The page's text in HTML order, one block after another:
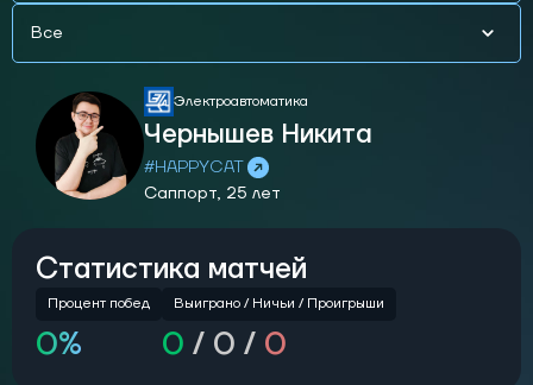
Все
Электроавтоматика
Чернышев Никита
#HAPPYCAT
Саппорт, 25 лет
Статистика матчей
Процент побед
0%
Выиграно / Ничьи / Проигрыши
0 / 0 / 0